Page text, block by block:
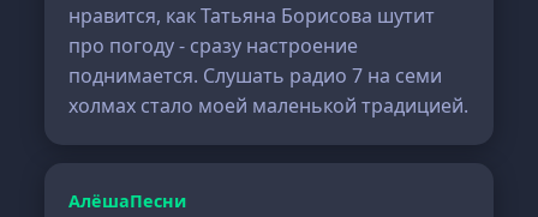
нравится, как Татьяна Борисова шутит
про погоду - сразу настроение
поднимается. Слушать радио 7 на семи
холмах стало моей маленькой традицией.
АлёшаПесни